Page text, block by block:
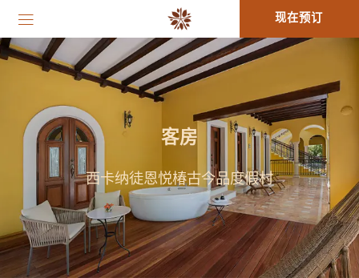
现在预订
客房
西卡纳徒恩悦椿古今品度假村